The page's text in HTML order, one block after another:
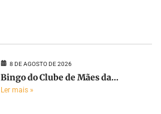
8 DE AGOSTO DE 2026
Bingo do Clube de Mães da...
Ler mais »